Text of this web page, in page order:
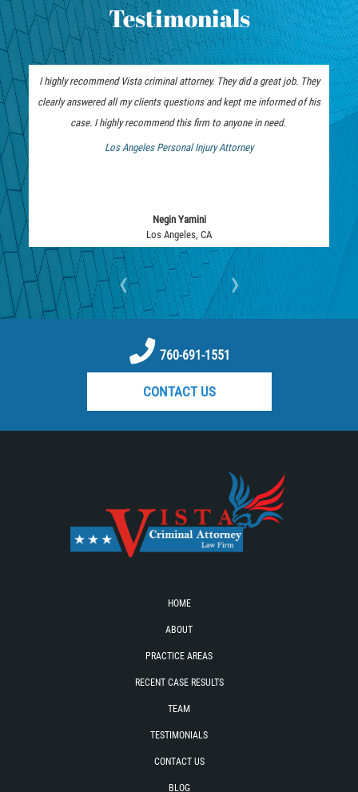
TEAM
Testimonials
Contact Us
Testimonials
Attorney
I highly recommend Vista criminal attorney. They did a great job. They
clearly answered all my clients questions and kept me informed of his
case. I highly recommend this firm to anyone in need.
Los Angeles Personal Injury Attorney
Negin Yamini
Los Angeles, CA
‹ ›
760-691-1551
CONTACT US
HOME
ABOUT
PRACTICE AREAS
RECENT CASE RESULTS
TEAM
TESTIMONIALS
CONTACT US
BLOG